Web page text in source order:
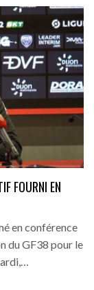
FOURNI EN
en conférence
du GF38 pour le